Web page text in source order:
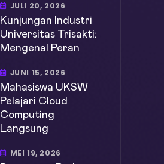
JULI 20, 2026
Kunjungan Industri
Universitas Trisakti:
Mengenal Peran
JUNI 15, 2026
Mahasiswa UKSW
Pelajari Cloud
Computing
Langsung
MEI 19, 2026